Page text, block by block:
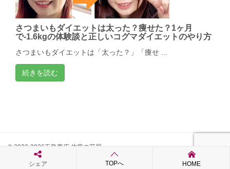
さつまいもダイエットは太った？痩せた？1ヶ月
で-1.6kgの体験談と正しいコグマダイエットのやり方
さつまいもダイエットは「太った？」「痩せ ...
続きを読む
© 2022-2026五島商店 佐藤の芋屋
シェア TOPへ HOME